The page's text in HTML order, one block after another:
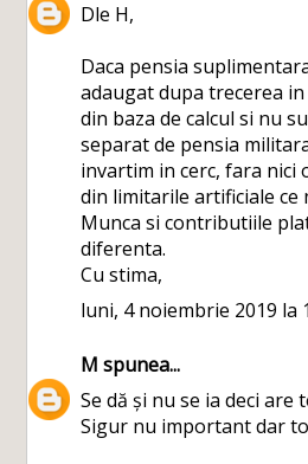
Dle H,
Daca pensia
adaugat dupa trecerea
din baza de calcul si nu
separat de pensia
invartim in cerc, fara nici
din limitarile artificiale ce
Munca si contributiile
diferenta.
Cu stima,
luni, 4 noiembrie 2019 la
M spunea...
Se dă și nu se ia deci are
Sigur nu important dar